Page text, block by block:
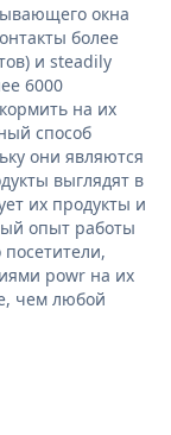
окна
более
и steadily
6000
на их
способ
они являются
выглядят в
их продукты и
опыт работы
powr на их
чем любой